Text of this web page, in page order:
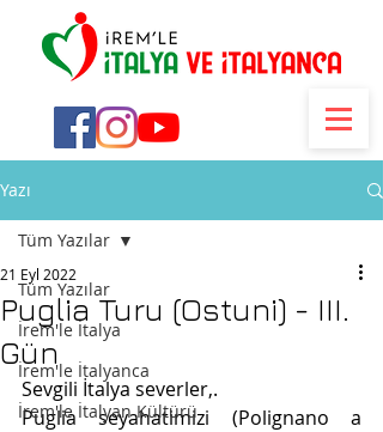
Yazı
Tüm Yazılar
İrem'le İtalya
İrem'le İtalyanca
İrem'le İtalyan Kültürü
Tüm Yazılar
Puglia Turu (Ostuni) - III.
Gün
21 Eyl 2022
Sevgili İtalya severler,.
Puglia seyahatimizi (Polignano a